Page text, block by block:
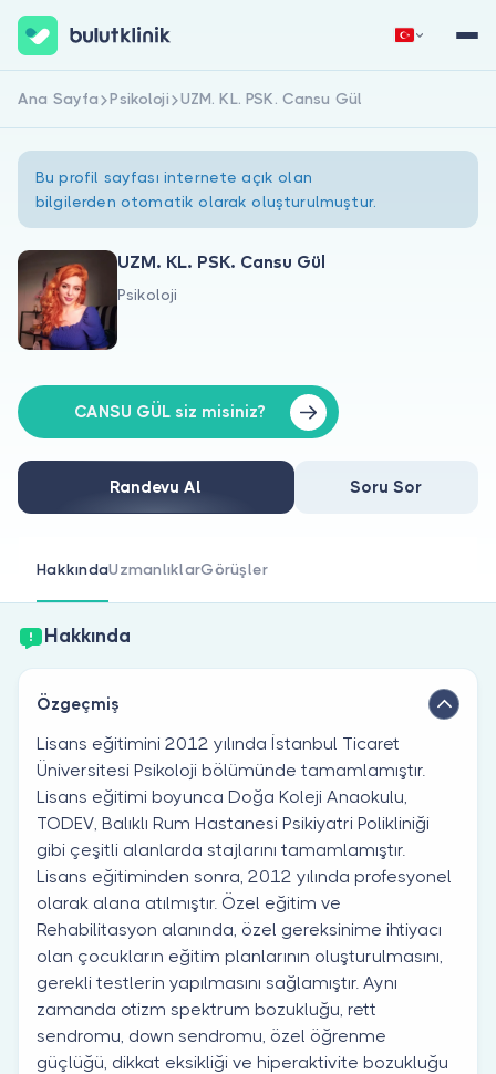
Hakkımızda
Doktorlar için
Doktor musunuz?
Hemen Kaydol Giriş Yap
Ana Sayfa Psikoloji UZM. KL. PSK. Cansu Gül
Bu profil sayfası internete açık olan
bilgilerden otomatik olarak oluşturulmuştur.
UZM. KL. PSK. Cansu Gül
Psikoloji
CANSU GÜL siz misiniz?
Randevu Al Soru Sor
HakkındaUzmanlıklarGörüşler
Hakkında
Özgeçmiş
Lisans eğitimini 2012 yılında İstanbul Ticaret
Üniversitesi Psikoloji bölümünde tamamlamıştır.
Lisans eğitimi boyunca Doğa Koleji Anaokulu,
TODEV, Balıklı Rum Hastanesi Psikiyatri Polikliniği
gibi çeşitli alanlarda stajlarını tamamlamıştır.
Lisans eğitiminden sonra, 2012 yılında profesyonel
olarak alana atılmıştır. Özel eğitim ve
Rehabilitasyon alanında, özel gereksinime ihtiyacı
olan çocukların eğitim planlarının oluşturulmasını,
gerekli testlerin yapılmasını sağlamıştır. Aynı
zamanda otizm spektrum bozukluğu, rett
sendromu, down sendromu, özel öğrenme
güçlüğü, dikkat eksikliği ve hiperaktivite bozukluğu